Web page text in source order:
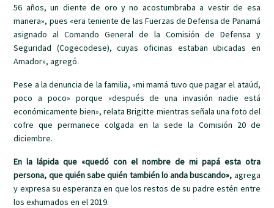
56 años, un diente de oro y no acostumbraba a vestir de esa
manera», pues «era teniente de las Fuerzas de Defensa de Panamá
asignado al Comando General de la Comisión de Defensa y
Seguridad (Cogecodese), cuyas oficinas estaban ubicadas en
Amador», agregó.
Pese a la denuncia de la familia, «mi mamá tuvo que pagar el ataúd,
poco a poco» porque «después de una invasión nadie está
económicamente bien», relata Brigitte mientras señala una foto del
cofre que permanece colgada en la sede la Comisión 20 de
diciembre.
En la lápida que «quedó con el nombre de mi papá esta otra
persona, que quién sabe quién también lo anda buscando», agrega
y expresa su esperanza en que los restos de su padre estén entre
los exhumados en el 2019.